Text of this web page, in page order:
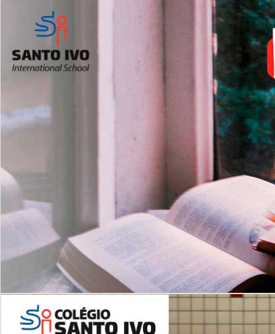
Matrículas Abertas 2026
Leituras Literárias
2º AO 5º ANO FUNDAMENTAL
es
Com imersão Bilingue - Anos
Finais
6º AO 9º ANO FUNDAMENTAL
Inglês: Turmas Reduzidas
(Proficiência)